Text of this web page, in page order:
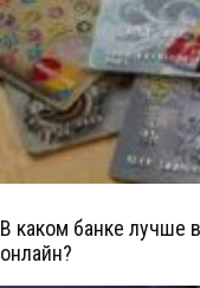
В каком банке лучше
онлайн?